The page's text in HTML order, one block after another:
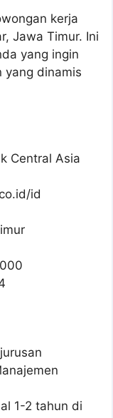
kerja
Jawa Timur. Ini
yang ingin
yang dinamis
Central Asia
id
1-2 tahun di